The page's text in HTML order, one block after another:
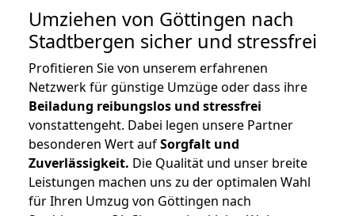
Umziehen von Göttingen nach
Stadtbergen sicher und stressfrei
Profitieren Sie von unserem erfahrenen
Netzwerk für günstige Umzüge oder dass ihre
Beiladung reibungslos und stressfrei
vonstattengeht. Dabei legen unsere Partner
besonderen Wert aufSorgfalt und
Zuverlässigkeit. Die Qualität und unser breite
Leistungen machen uns zu der optimalen Wahl
für Ihren Umzug von Göttingen nach